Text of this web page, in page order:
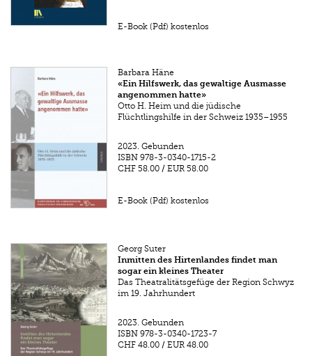
E-Book (Pdf) kostenlos
Barbara Häne
«Ein Hilfswerk, das gewaltige Ausmasse
angenommen hatte»
Otto H. Heim und die jüdische
Flüchtlingshilfe in der Schweiz 1935–1955
2023. Gebunden
ISBN 978-3-0340-1715-2
CHF 58.00 /EUR 58.00
E-Book (Pdf) kostenlos
Georg Suter
Inmitten des Hirtenlandes findet man
sogar ein kleines Theater
Das Theatralitätsgefüge der Region Schwyz
im 19. Jahrhundert
2023. Gebunden
ISBN 978-3-0340-1723-7
CHF 48.00 /EUR 48.00